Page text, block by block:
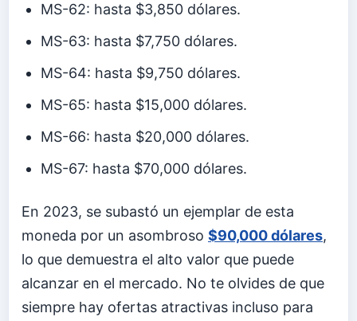
MS-62: hasta $3,850 dólares.
MS-63: hasta $7,750 dólares.
MS-64: hasta $9,750 dólares.
MS-65: hasta $15,000 dólares.
MS-66: hasta $20,000 dólares.
MS-67: hasta $70,000 dólares.
En 2023, se subastó un ejemplar de esta
moneda por un asombroso $90,000 dólares,
lo que demuestra el alto valor que puede
alcanzar en el mercado. No te olvides de que
siempre hay ofertas atractivas incluso para